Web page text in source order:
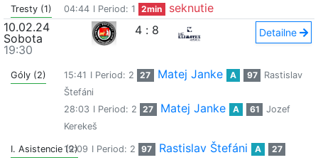
Tresty (1) 04:44 I Period: 1 2min
seknutie
10.02.24
Sobota
19:30
4 : 8 Detailne
Góly (2) 15:41 I Period: 2 27 Matej Janke A 97
Rastislav
Štefáni
28:03 I Period: 2 27 Matej Janke A 61
Jozef
Kerekeš
I. Asistencie (2)
19:09 I Period: 2 97 Rastislav Štefáni A
27